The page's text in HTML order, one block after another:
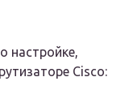
настройке,
Cisco: